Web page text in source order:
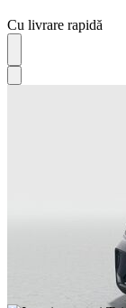
Cu livrare rapidă